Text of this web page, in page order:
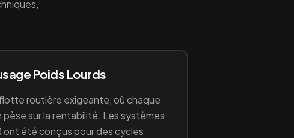
Poids Lourds
routière exigeante, où chaque
sur la rentabilité. Les systèmes
ont été conçus pour des cycles